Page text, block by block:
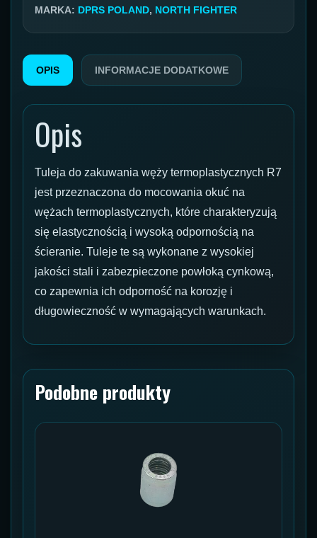
(5/16")
R7
MARKA: DPRS POLAND, NORTH FIGHTER
OPIS INFORMACJE DODATKOWE
Opis
Tuleja do zakuwania węży termoplastycznych R7
jest przeznaczona do mocowania okuć na
wężach termoplastycznych, które charakteryzują
się elastycznością i wysoką odpornością na
ścieranie. Tuleje te są wykonane z wysokiej
jakości stali i zabezpieczone powłoką cynkową,
co zapewnia ich odporność na korozję i
długowieczność w wymagających warunkach.
Podobne produkty